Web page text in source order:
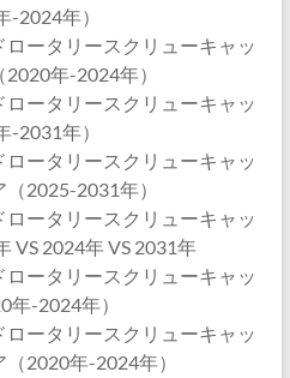
2024年）
ロータリースクリューキャッ
年-2024年）
ロータリースクリューキャッ
2031年）
ロータリースクリューキャッ
2025-2031年）
ロータリースクリューキャッ
VS 2024年 VS 2031年
ロータリースクリューキャッ
-2024年）
ロータリースクリューキャッ
2020年-2024年）